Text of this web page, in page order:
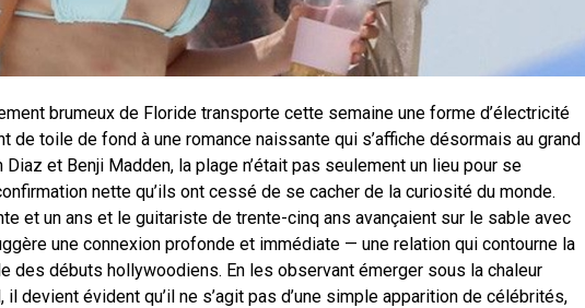
brumeux de Floride transporte cette semaine une forme d’électricité
de toile de fond à une romance naissante qui s’affiche désormais au grand
Diaz et Benji Madden, la plage n’était pas seulement un lieu pour se
nette qu’ils ont cessé de se cacher de la curiosité du monde.
et un ans et le guitariste de trente-cinq ans avançaient sur le sable avec
une connexion profonde et immédiate — une relation qui contourne la
des débuts hollywoodiens. En les observant émerger sous la chaleur
devient évident qu’il ne s’agit pas d’une simple apparition de célébrités,